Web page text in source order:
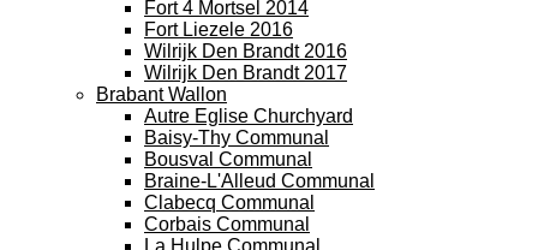
Fort 4 Mortsel 2014
Fort Liezele 2016
Wilrijk Den Brandt 2016
Wilrijk Den Brandt 2017
Brabant Wallon
Autre Eglise Churchyard
Baisy-Thy Communal
Bousval Communal
Braine-L'Alleud Communal
Clabecq Communal
Corbais Communal
La Hulpe Communal